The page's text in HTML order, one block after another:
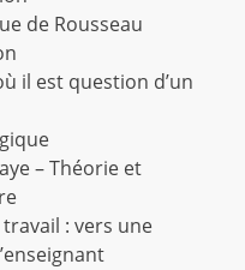
de Rousseau
il est question d’un
– Théorie et
: vers une